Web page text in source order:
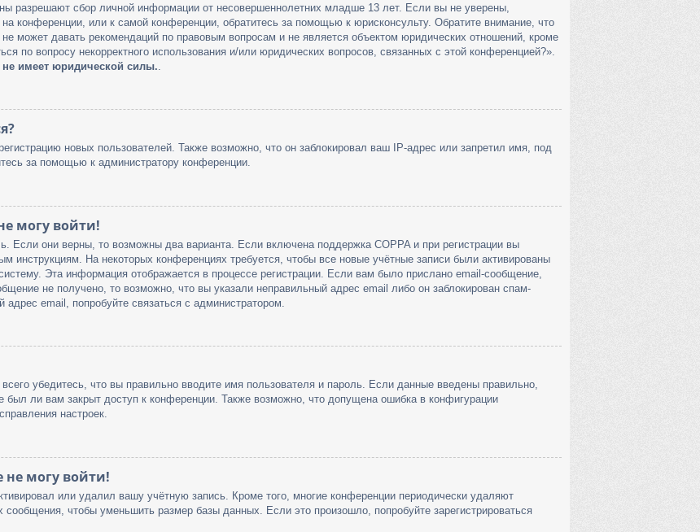
разрешают сбор личной информации от несовершеннолетних младше 13 лет. Если вы не уверены,
конференции, или к самой конференции, обратитесь за помощью к юрисконсульту. Обратите внимание, что
может давать рекомендаций по правовым вопросам и не является объектом юридических отношений, кроме
по вопросу некорректного использования и/или юридических вопросов, связанных с этой конференцией?».
имеет юридической силы.
новых пользователей. Также возможно, что он заблокировал ваш IP-адрес или запретил имя, под
за помощью к администратору конференции.
могу войти!
Если они верны, то возможны два варианта. Если включена поддержка COPPA и при регистрации вы
инструкциям. На некоторых конференциях требуется, чтобы все новые учётные записи были активированы
Эта информация отображается в процессе регистрации. Если вам было прислано email-сообщение,
не получено, то возможно, что вы указали неправильный адрес email либо он заблокирован спам-
email, попробуйте связаться с администратором.
убедитесь, что вы правильно вводите имя пользователя и пароль. Если данные введены правильно,
был ли вам закрыт доступ к конференции. Также возможно, что допущена ошибка в конфигурации
настроек.
не могу войти!
или удалил вашу учётную запись. Кроме того, многие конференции периодически удаляют
чтобы уменьшить размер базы данных. Если это произошло, попробуйте зарегистрироваться